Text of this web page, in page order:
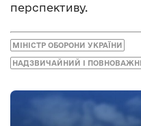
перспективу.
МІНІСТР ОБОРОНИ УКРАЇНИ
НАДЗВИЧАЙНИЙ І